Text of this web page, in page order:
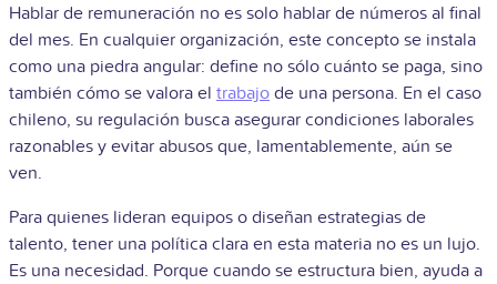
Hablar de remuneración no es solo hablar de números al final
del mes. En cualquier organización, este concepto se instala
como una piedra angular: define no sólo cuánto se paga, sino
también cómo se valora el trabajo de una persona. En el caso
chileno, su regulación busca asegurar condiciones laborales
razonables y evitar abusos que, lamentablemente, aún se
ven.
Para quienes lideran equipos o diseñan estrategias de
talento, tener una política clara en esta materia no es un lujo.
Es una necesidad. Porque cuando se estructura bien, ayuda a